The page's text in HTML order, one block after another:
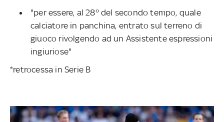
"per essere, al 28° del secondo tempo, quale
calciatore in panchina, entrato sul terreno di
giuoco rivolgendo ad un Assistente espressioni
ingiuriose"
*retrocessa in Serie B